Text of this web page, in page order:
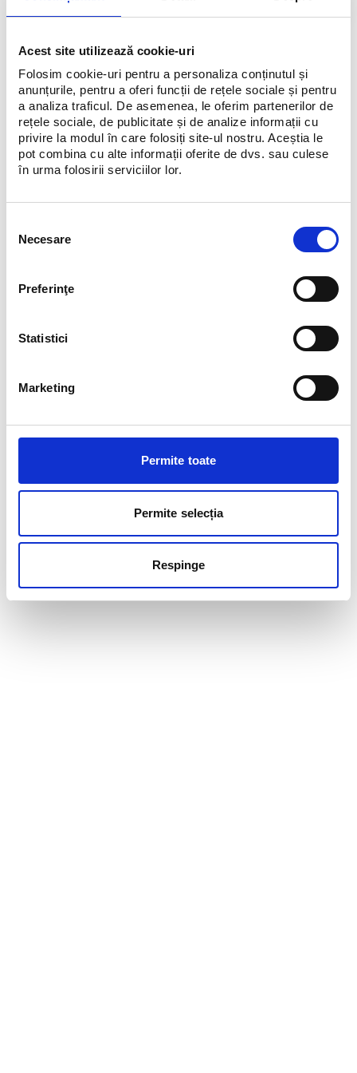
Acest site utilizează cookie-uri
Folosim cookie-uri pentru a personaliza conținutul și
anunțurile, pentru a oferi funcții de rețele sociale și pentru
a analiza traficul. De asemenea, le oferim partenerilor de
rețele sociale, de publicitate și de analize informații cu
privire la modul în care folosiți site-ul nostru. Aceștia le
pot combina cu alte informații oferite de dvs. sau culese
în urma folosirii serviciilor lor.
consimțământului
Necesare
Preferinţe
Statistici
Marketing
Permite toate
Permite selecția
Respinge